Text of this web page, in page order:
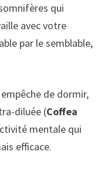
qui
avec votre
par le semblable,
de dormir,
diluée (Coffea
mentale qui
efficace.